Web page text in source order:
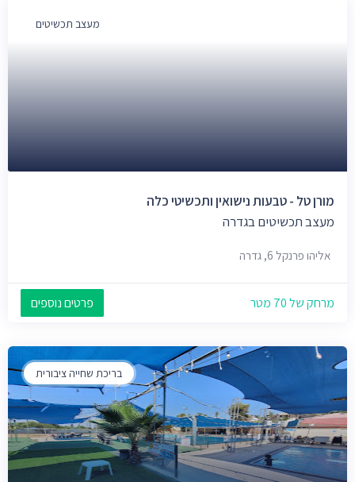
מעצב תכשיטים
מורן טל - טבעות נישואין ותכשיטי כלה
מעצב תכשיטים בגדרה
אליהו פרנקל 6, גדרה
מרחק של 70 מטר פרטים נוספים
בריכת שחייה ציבורית